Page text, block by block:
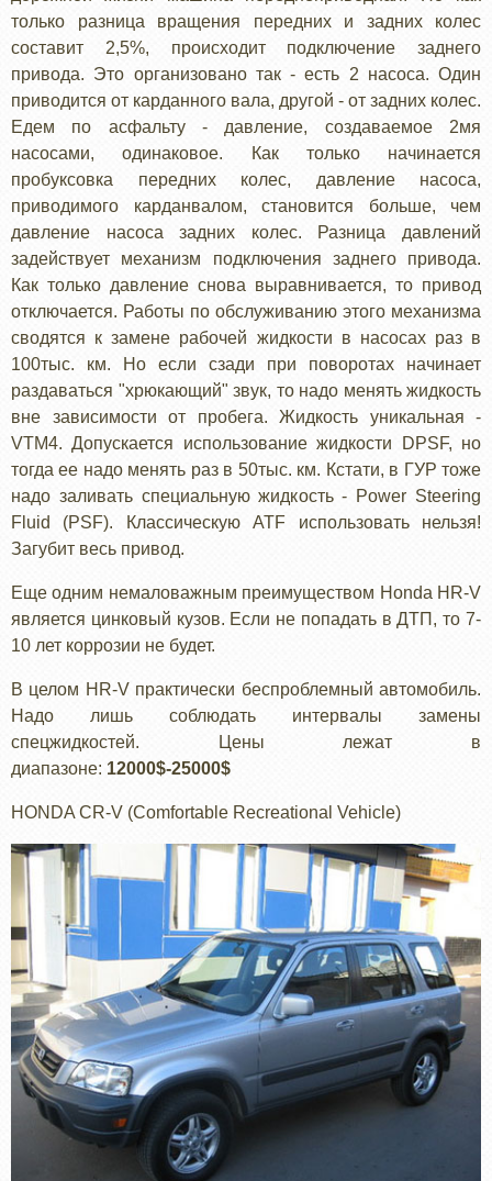
только разница вращения передних и задних колес
составит 2,5%, происходит подключение заднего
привода. Это организовано так - есть 2 насоса. Один
приводится от карданного вала, другой - от задних колес.
Едем по асфальту - давление, создаваемое 2мя
насосами, одинаковое. Как только начинается
пробуксовка передних колес, давление насоса,
приводимого карданвалом, становится больше, чем
давление насоса задних колес. Разница давлений
задействует механизм подключения заднего привода.
Как только давление снова выравнивается, то привод
отключается. Работы по обслуживанию этого механизма
сводятся к замене рабочей жидкости в насосах раз в
100тыс. км. Но если сзади при поворотах начинает
раздаваться "хрюкающий" звук, то надо менять жидкость
вне зависимости от пробега. Жидкость уникальная -
VTM4. Допускается использование жидкости DPSF, но
тогда ее надо менять раз в 50тыс. км. Кстати, в ГУР тоже
надо заливать специальную жидкость - Power Steering
Fluid (PSF). Классическую ATF использовать нельзя!
Загубит весь привод.
Еще одним немаловажным преимуществом Honda HR-V
является цинковый кузов. Если не попадать в ДТП, то 7-
10 лет коррозии не будет.
В целом HR-V практически беспроблемный автомобиль.
Надо лишь соблюдать интервалы замены
спецжидкостей. Цены лежат в
диапазоне: 12000$-25000$
HONDA СR-V (Comfortable Recreational Vehicle)